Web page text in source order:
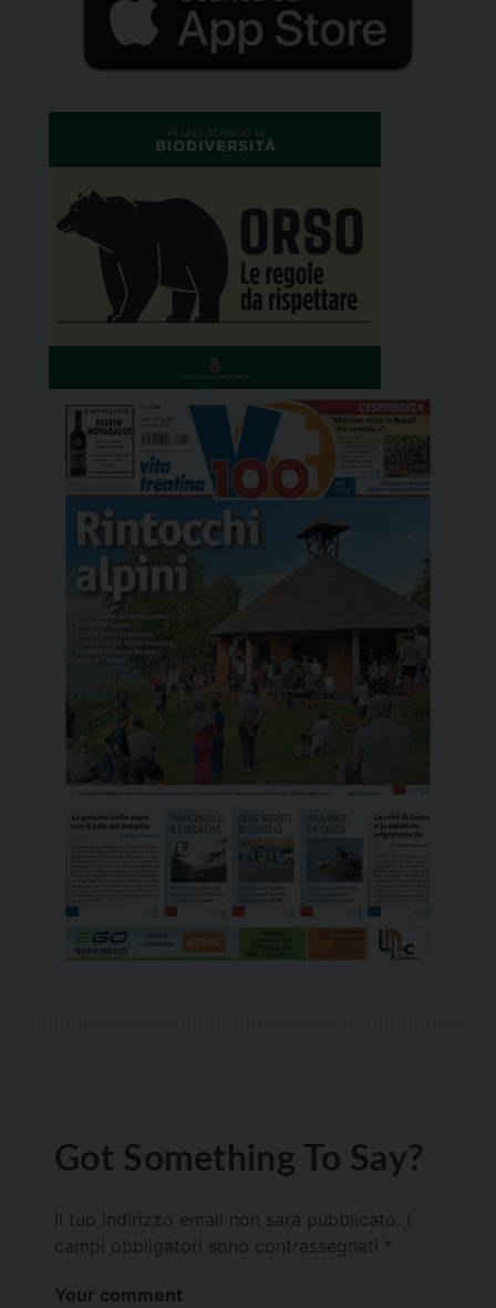
Got Something To Say?
Il tuo indirizzo email non sarà pubblicato.
campi obbligatori sono contrassegnati *
Your comment